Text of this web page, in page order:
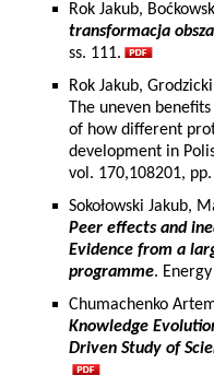
Rok Jakub,
transformacja
ss. 111.
Rok Jakub,
The uneven
of how different
development in
vol. 170,108201, pp.
Sokołowski Jakub,
Peer effects and
Evidence from a
programme.
Chumachenko
Knowledge
Driven Study of